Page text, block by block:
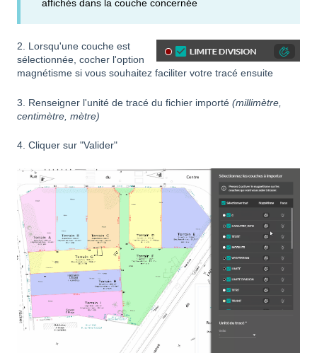
affichés dans la couche concernée
2. Lorsqu'une couche est
sélectionnée, cocher l'option
magnétisme si vous souhaitez faciliter votre tracé ensuite
3. Renseigner l'unité de tracé du fichier importé (millimètre,
centimètre, mètre)
4. Cliquer sur "Valider"